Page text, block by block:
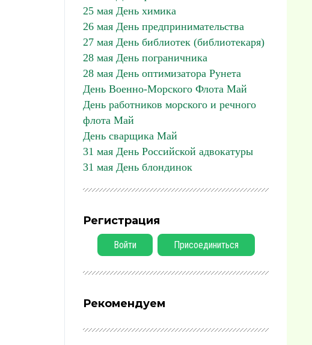
25 мая День химика
26 мая День предпринимательства
27 мая День библиотек (библиотекаря)
28 мая День пограничника
28 мая День оптимизатора Рунета
День Военно-Морского Флота Май
День работников морского и речного
флота Май
День сварщика Май
31 мая День Российской адвокатуры
31 мая День блондинок
Регистрация
Войти Присоединиться
Рекомендуем